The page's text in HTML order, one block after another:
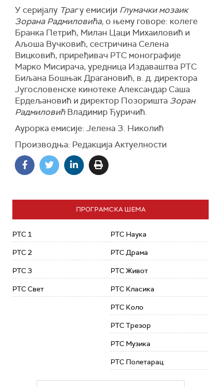
У серијалу Трагу емисији Глумачки мозаик
Зорана Радмиловића, о њему говоре: колеге
Бранка Петрић, Милан Цаци Михаиловић и
Аљоша Вучковић, сестричина Селена
Вицковић, приређивач РТС монографије
Марко Мисирача, уредница Издаваштва РТС
Биљана Бошњак Драгановић, в. д. директора
Југословенске кинотеке Александар Саша
Ердељановић и директор Позоришта Зоран
РадмиловићВладимир Ђуричић.
Аурорка емисије: Јелена З. Николић
Производња: Редакција Aктуелности
ПРОГРАМСКА ШЕМА
РТС 1
РТС 2
РТС 3
РТС Свет
РТС Наука
РТС Драма
РТС Живот
РТС Класика
РТС Коло
РТС Трезор
РТС Музика
РТС Полетарац